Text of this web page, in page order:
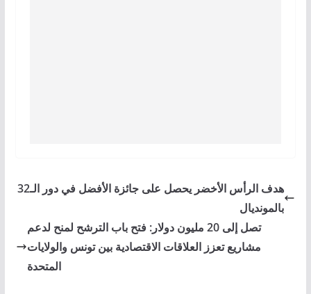
هدف الرأس الأخضر يحصل على جائزة الأفضل في دور الـ32
بالمونديال
تصل إلى 20 مليون دولار: فتح باب الترشح لمنح لدعم
مشاريع تعزز العلاقات الاقتصادية بين تونس والولايات
المتحدة